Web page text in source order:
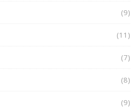
(9)
(11)
(7)
(8)
(9)